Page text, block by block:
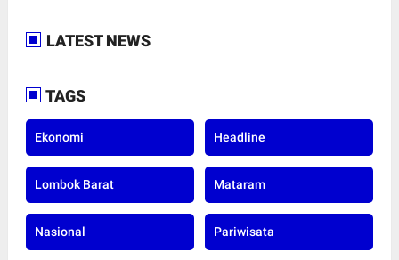
LATEST NEWS
TAGS
Ekonomi Headline
Lombok Barat Mataram
Nasional Pariwisata